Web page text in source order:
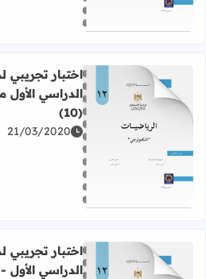
اقرأ المزيد عن اختبار تجريبي
اختبار تجريبي
(10)
21/03/2020
اختبار تجريبي
الدراسي الأول - 2019 - رقم (9)